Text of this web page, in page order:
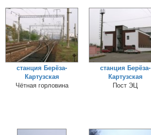
станция Берёза-
Картузская
Чётная горловина
станция Берёза-
Картузская
Пост ЭЦ